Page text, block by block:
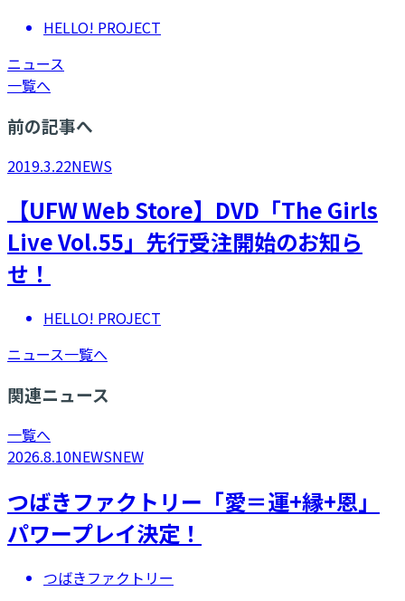
HELLO! PROJECT
ニュース
一覧へ
前の記事へ
2019.3.22NEWS
【UFW Web Store】DVD「The Girls
Live Vol.55」先行受注開始のお知ら
せ！
HELLO! PROJECT
ニュース一覧へ
関連ニュース
一覧へ
2026.8.10NEWSNEW
つばきファクトリー「愛＝運+縁+恩」
パワープレイ決定！
つばきファクトリー